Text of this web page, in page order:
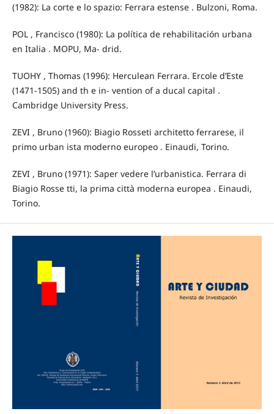
(1982): La corte e lo spazio: Ferrara estense . Bulzoni, Roma.
POL , Francisco (1980): La política de rehabilitación urbana
en Italia . MOPU, Ma- drid.
TUOHY , Thomas (1996): Herculean Ferrara. Ercole d’Este
(1471-1505) and th e in- vention of a ducal capital .
Cambridge University Press.
ZEVI , Bruno (1960): Biagio Rosseti architetto ferrarese, il
primo urban ista moderno europeo . Einaudi, Torino.
ZEVI , Bruno (1971): Saper vedere l’urbanistica. Ferrara di
Biagio Rosse tti, la prima città moderna europea . Einaudi,
Torino.